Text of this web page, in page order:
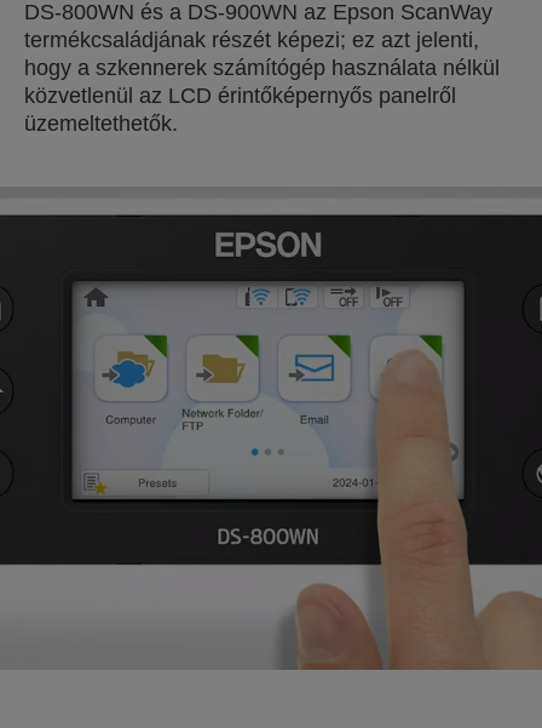
DS-800WN és a DS-900WN az Epson ScanWay
termékcsaládjának részét képezi; ez azt jelenti,
hogy a szkennerek számítógép használata nélkül
közvetlenül az LCD érintőképernyős panelről
üzemeltethetők.